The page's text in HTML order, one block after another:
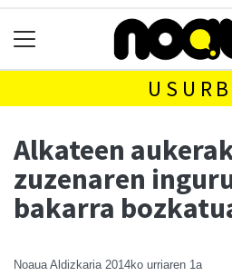
Alkateen
zuzenaren
bakarra
Noaua Aldizkaria 2014ko urriaren 1a